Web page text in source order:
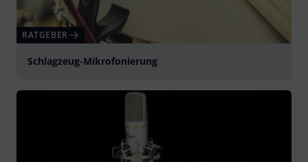
RATGEBER
Schlagzeug-Mikrofonierung